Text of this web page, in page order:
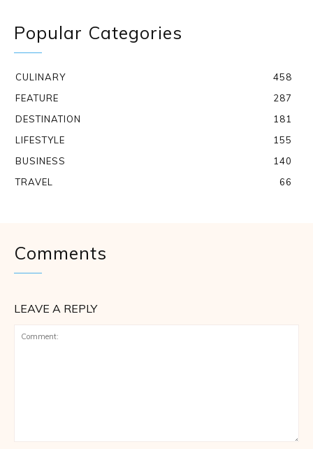
Popular Categories
CULINARY
458
FEATURE
287
DESTINATION
181
LIFESTYLE
155
BUSINESS
140
TRAVEL
66
Comments
LEAVE A REPLY